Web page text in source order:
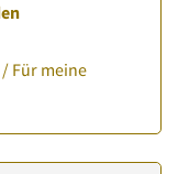
Für meine